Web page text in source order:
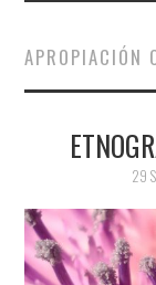
HACER
PRENSA Y
QUIÉN ES
APROPIACIÓN
29